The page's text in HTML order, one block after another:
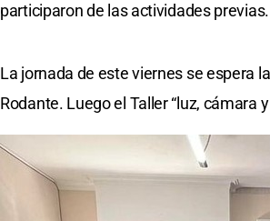
participaron de las actividades previas.
La jornada de este viernes se espera
Rodante. Luego el Taller “luz, cámara